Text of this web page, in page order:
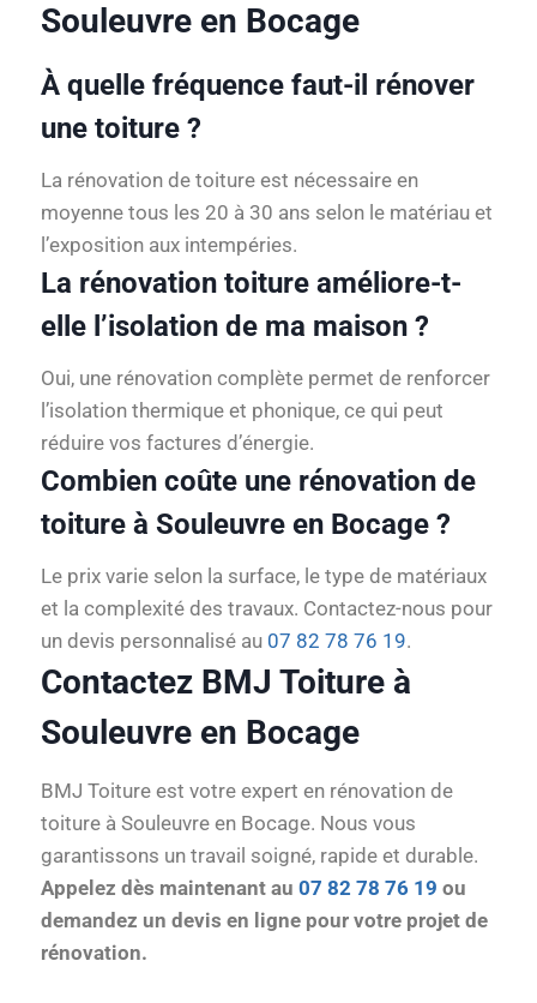
Souleuvre en Bocage
À quelle fréquence faut-il rénover
une toiture ?
La rénovation de toiture est nécessaire en
moyenne tous les 20 à 30 ans selon le matériau et
l’exposition aux intempéries.
La rénovation toiture améliore-t-
elle l’isolation de ma maison ?
Oui, une rénovation complète permet de renforcer
l’isolation thermique et phonique, ce qui peut
réduire vos factures d’énergie.
Combien coûte une rénovation de
toiture à Souleuvre en Bocage ?
Le prix varie selon la surface, le type de matériaux
et la complexité des travaux. Contactez-nous pour
un devis personnalisé au 07 82 78 76 19.
Contactez BMJ Toiture à
Souleuvre en Bocage
BMJ Toiture est votre expert en rénovation de
toiture à Souleuvre en Bocage. Nous vous
garantissons un travail soigné, rapide et durable.
Appelez dès maintenant au 07 82 78 76 19 ou
demandez un devis en ligne pour votre projet de
rénovation.